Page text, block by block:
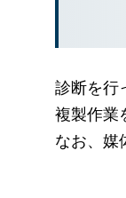
診断を行
複製作業
なお、媒